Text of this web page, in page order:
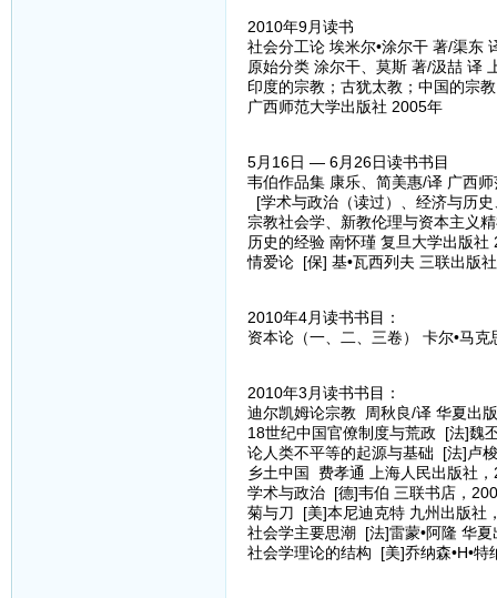
2010年9月读书
社会分工论 埃米尔•涂尔干 著/渠东
原始分类 涂尔干、莫斯 著/汲喆 译
印度的宗教；古犹太教；中国的宗
广西师范大学出版社 2005年
5月16日 — 6月26日读书书目
韦伯作品集 康乐、简美惠/译 广西
[学术与政治（读过）、经济与历
宗教社会学、新教伦理与资本主义
历史的经验 南怀瑾 复旦大学出版社
情爱论 [保] 基•瓦西列夫 三联出版
2010年4月读书书目：
资本论（一、二、三卷） 卡尔•马
2010年3月读书书目：
迪尔凯姆论宗教 周秋良/译 华夏出
18世纪中国官僚制度与荒政 [法]魏
论人类不平等的起源与基础 [法]卢
乡土中国 费孝通 上海人民出版社
学术与政治 [德]韦伯 三联书店，
菊与刀 [美]本尼迪克特 九州出版社
社会学主要思潮 [法]雷蒙•阿隆 华
社会学理论的结构 [美]乔纳森•H•